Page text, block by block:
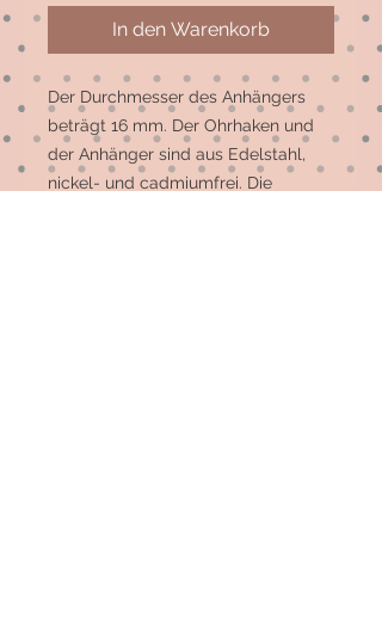
In den Warenkorb
Der Durchmesser des Anhängers
beträgt 16 mm. Der Ohrhaken und
der Anhänger sind aus Edelstahl,
nickel- und cadmiumfrei. Die